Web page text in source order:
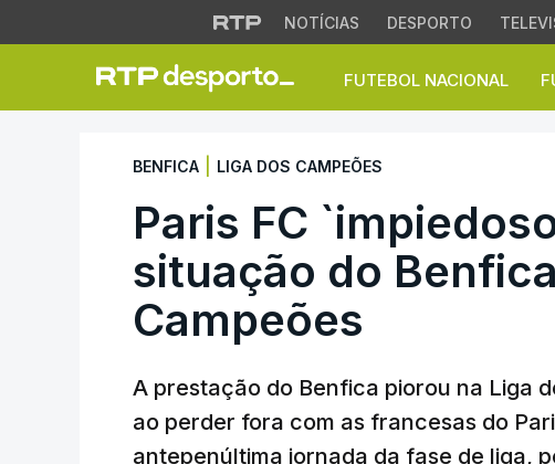
NOTÍCIAS DESPORTO
FUTEBOL NACIONAL
Paris FC
BENFICA LIGA DOS CAMPEÕES
Paris FC
situação do
Campeões
A prestação do Benfica piorou na Liga
ao perder fora com as francesas do
antepenúltima jornada da fase de liga,